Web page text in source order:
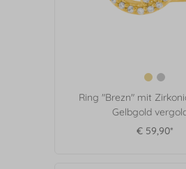
Ring "Brezn" mit
Gelbgold
€ 59,90*